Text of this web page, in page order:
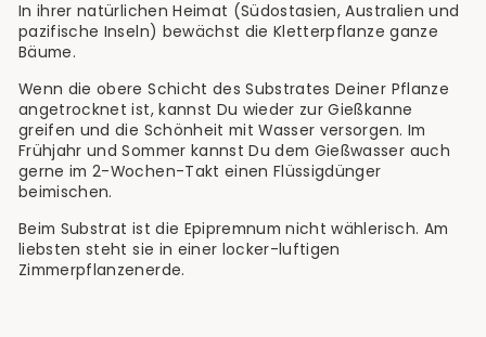
In ihrer natürlichen Heimat (Südostasien, Australien und
pazifische Inseln) bewächst die Kletterpflanze ganze
Bäume.
Wenn die obere Schicht des Substrates Deiner Pflanze
angetrocknet ist, kannst Du wieder zur Gießkanne
greifen und die Schönheit mit Wasser versorgen. Im
Frühjahr und Sommer kannst Du dem Gießwasser auch
gerne im 2-Wochen-Takt einen Flüssigdünger
beimischen.
Beim Substrat ist die Epipremnum nicht wählerisch. Am
liebsten steht sie in einer locker-luftigen
Zimmerpflanzenerde.